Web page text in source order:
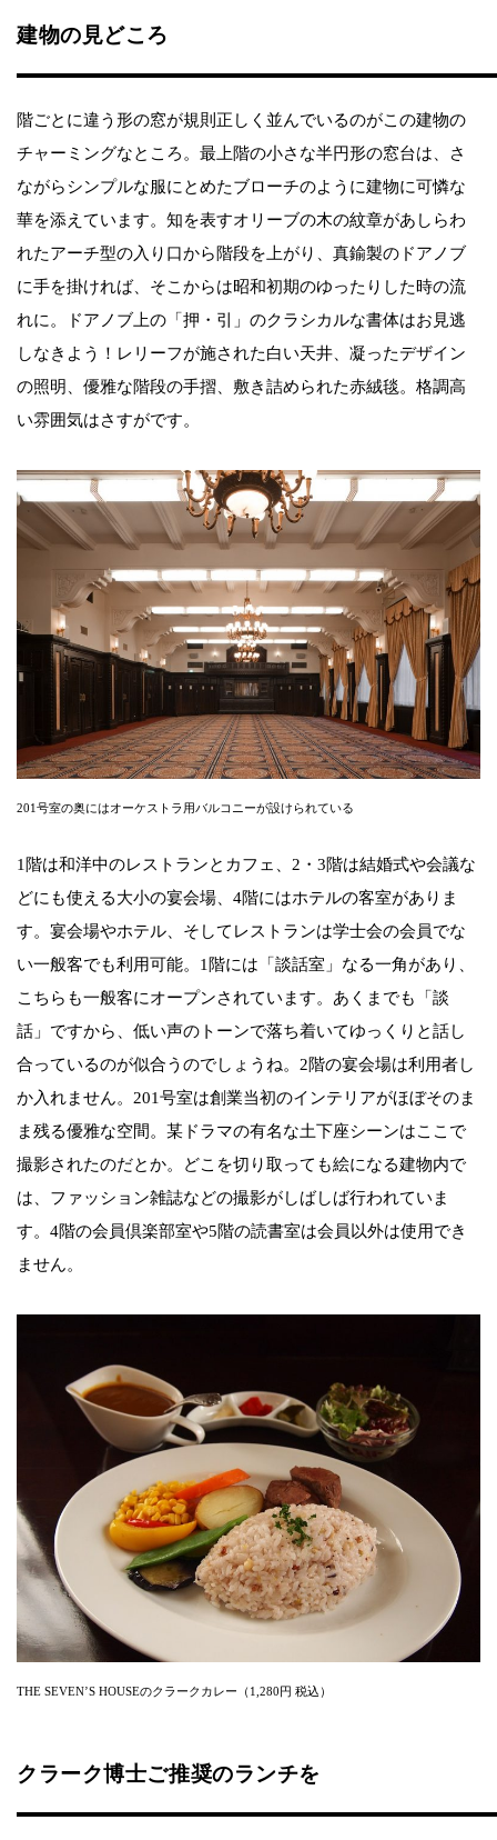
建物の見どころ
階ごとに違う形の窓が規則正しく並んでいるのがこの建物の
チャーミングなところ。最上階の小さな半円形の窓台は、さ
ながらシンプルな服にとめたブローチのように建物に可憐な
華を添えています。知を表すオリーブの木の紋章があしらわ
れたアーチ型の入り口から階段を上がり、真鍮製のドアノブ
に手を掛ければ、そこからは昭和初期のゆったりした時の流
れに。ドアノブ上の「押・引」のクラシカルな書体はお見逃
しなきよう！レリーフが施された白い天井、凝ったデザイン
の照明、優雅な階段の手摺、敷き詰められた赤絨毯。格調高
い雰囲気はさすがです。
201号室の奥にはオーケストラ用バルコニーが設けられている
1階は和洋中のレストランとカフェ、2・3階は結婚式や会議な
どにも使える大小の宴会場、4階にはホテルの客室がありま
す。宴会場やホテル、そしてレストランは学士会の会員でな
い一般客でも利用可能。1階には「談話室」なる一角があり、
こちらも一般客にオープンされています。あくまでも「談
話」ですから、低い声のトーンで落ち着いてゆっくりと話し
合っているのが似合うのでしょうね。2階の宴会場は利用者し
か入れません。201号室は創業当初のインテリアがほぼそのま
ま残る優雅な空間。某ドラマの有名な土下座シーンはここで
撮影されたのだとか。どこを切り取っても絵になる建物内で
は、ファッション雑誌などの撮影がしばしば行われていま
す。4階の会員倶楽部室や5階の読書室は会員以外は使用でき
ません。
THE SEVEN’S HOUSEのクラークカレー（1,280円 税込）
クラーク博士ご推奨のランチを